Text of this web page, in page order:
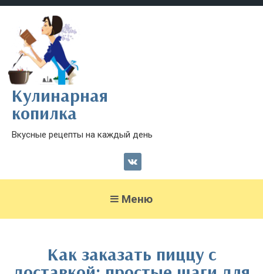
Кулинарная
копилка
Вкусные рецепты на каждый день
Меню
Как заказать пиццу с